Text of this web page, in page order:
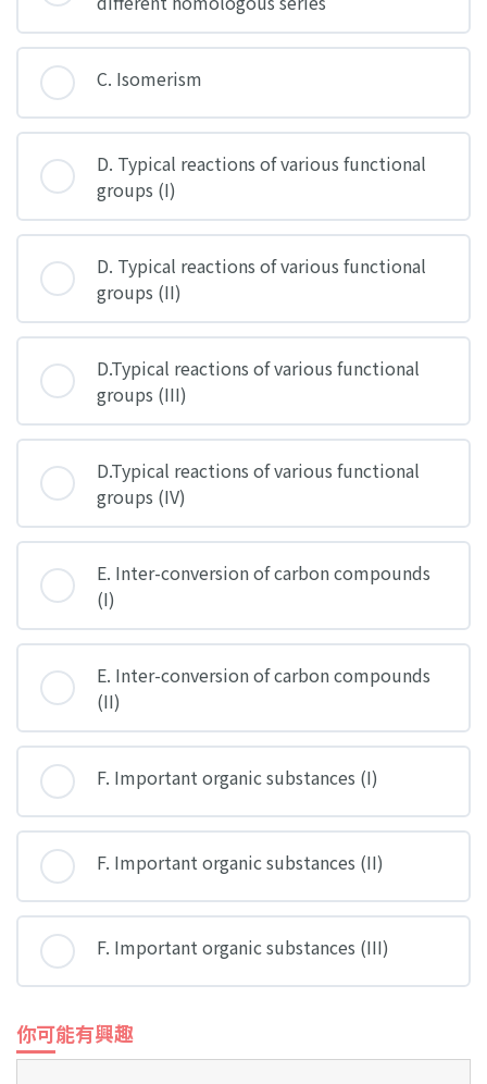
C. Isomerism
D. Typical reactions of various functional
groups (I)
D. Typical reactions of various functional
groups (II)
D.Typical reactions of various functional
groups (III)
D.Typical reactions of various functional
groups (IV)
E. Inter-conversion of carbon compounds
(I)
E. Inter-conversion of carbon compounds
(II)
F. Important organic substances (I)
F. Important organic substances (II)
F. Important organic substances (III)
你可能有興趣